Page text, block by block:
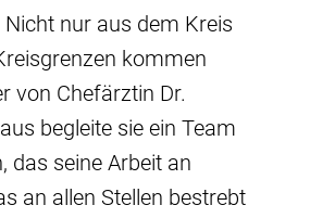
nur aus dem Kreis
kommen
von Chefärztin Dr.
begleite sie ein Team
das seine Arbeit an
an allen Stellen bestrebt